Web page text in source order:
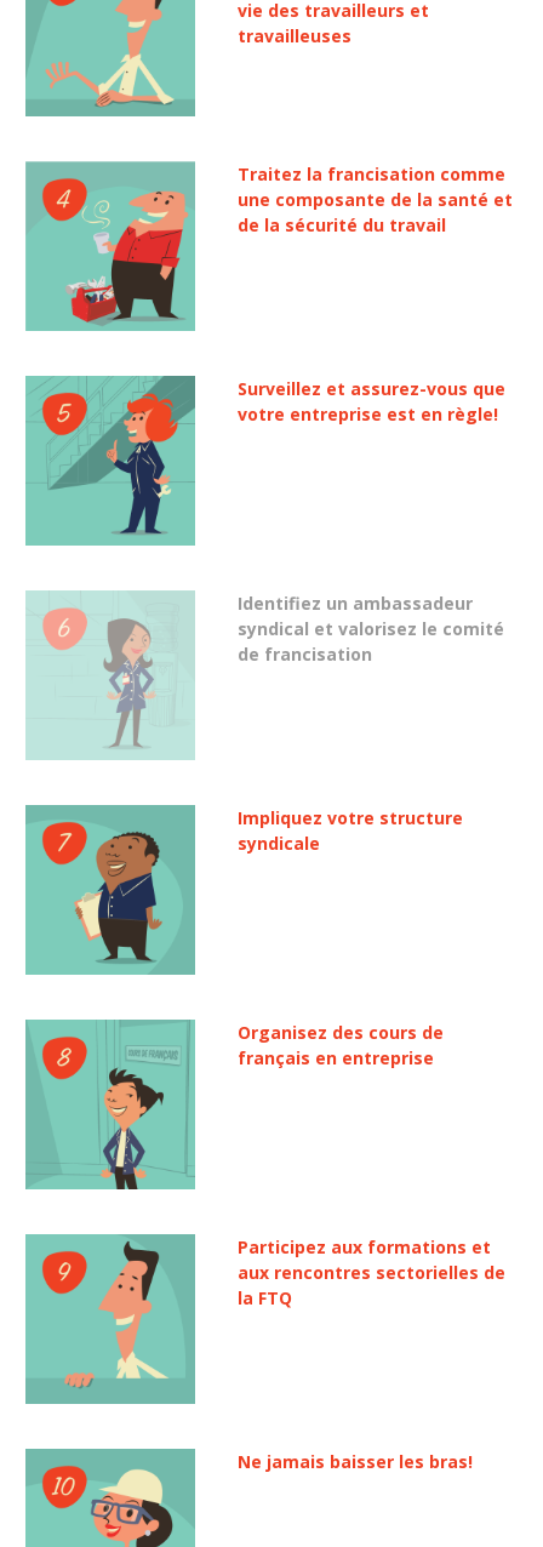
vie des travailleurs et
travailleuses
Traitez la francisation comme
une composante de la santé et
de la sécurité du travail
Surveillez et assurez-vous que
votre entreprise est en règle!
Identifiez un ambassadeur
syndical et valorisez le comité
de francisation
Impliquez votre structure
syndicale
Organisez des cours de
français en entreprise
Participez aux formations et
aux rencontres sectorielles de
la FTQ
Ne jamais baisser les bras!